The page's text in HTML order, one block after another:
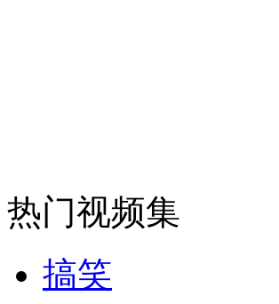
走！跟着总书记去植树
热门视频集
搞笑